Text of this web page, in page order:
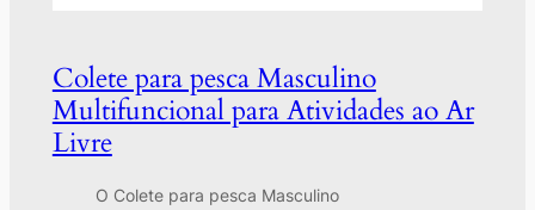
Colete para pesca Masculino
Multifuncional para Atividades ao Ar
Livre
O Colete para pesca Masculino